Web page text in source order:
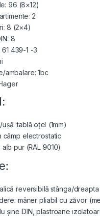
96 (8×12)
2
8 (2×4)
8
439-1 -3
ambalare: 1bc
tablă oțel (1mm)
câmp electrostatic
pur (RAL 9010)
reversibilă stânga/dreapta
mâner pliabil cu zăvor
șine DIN, plastroane